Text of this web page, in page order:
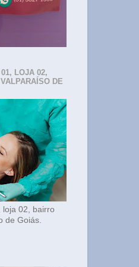
LOJA 02,
DE
loja 02, bairro
de Goiás.